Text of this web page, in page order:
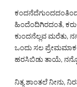
k
ಹಿಂದೆಂದಿಗಿರದಂತೆ,
ಕುಂದನೆಲ್ಲವ ಮರೆತು,
ಒಂದು ಸಲ
ಹರಸಿಬಿಡು ತಾಯೆ,
ನಿತ್ಯ ಶಾಂತಲೆ ನೀನು,